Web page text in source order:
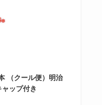
（クール便）明治
ップ付き